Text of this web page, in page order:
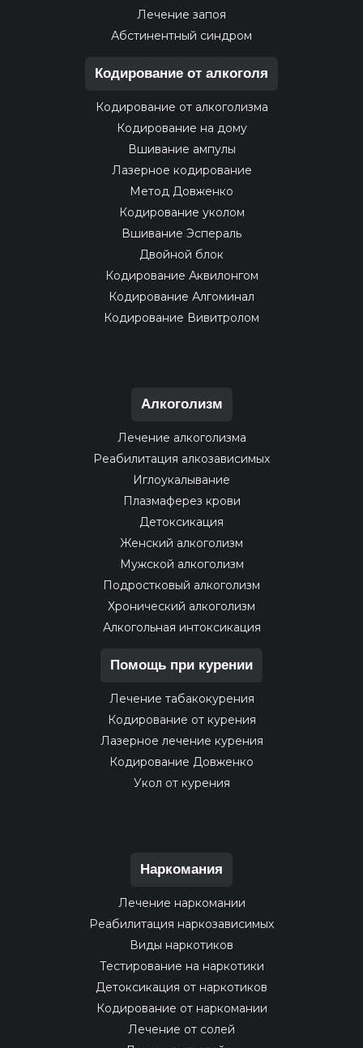
Лечение запоя
Абстинентный синдром
Кодирование от алкоголя
Кодирование от алкоголизма
Кодирование на дому
Вшивание ампулы
Лазерное кодирование
Метод Довженко
Кодирование уколом
Вшивание Эспераль
Двойной блок
Кодирование Аквилонгом
Кодирование Алгоминал
Кодирование Вивитролом
Алкоголизм
Лечение алкоголизма
Реабилитация алкозависимых
Иглоукалывание
Плазмаферез крови
Детоксикация
Женский алкоголизм
Мужской алкоголизм
Подростковый алкоголизм
Хронический алкоголизм
Алкогольная интоксикация
Помощь при курении
Лечение табакокурения
Кодирование от курения
Лазерное лечение курения
Кодирование Довженко
Укол от курения
Наркомания
Лечение наркомании
Реабилитация наркозависимых
Виды наркотиков
Тестирование на наркотики
Детоксикация от наркотиков
Кодирование от наркомании
Лечение от солей